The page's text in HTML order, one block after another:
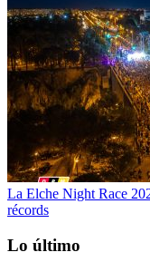
La Elche Night Race
récords
Lo último